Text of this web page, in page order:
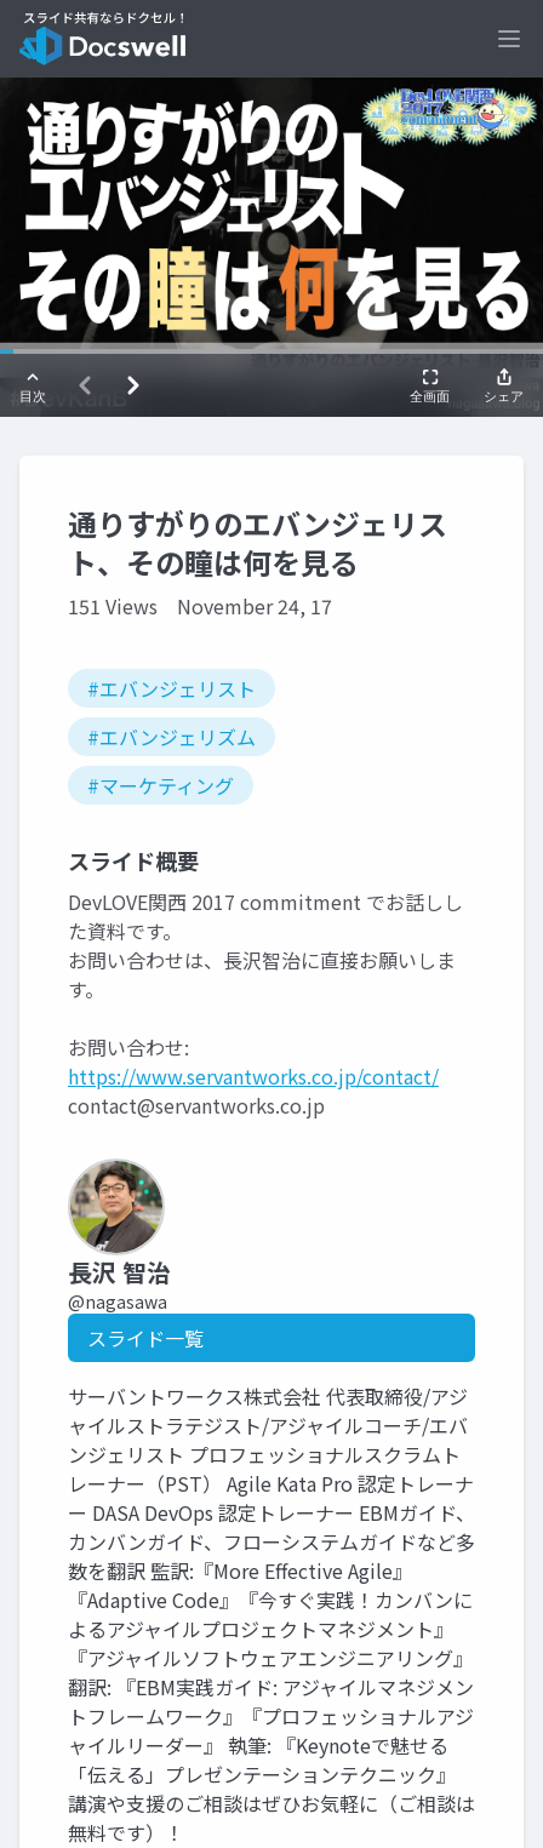
通りすがりのエバンジェリス
ト、その瞳は何を見る
151 Views November 24, 17
#エバンジェリスト
#エバンジェリズム
#マーケティング
スライド概要
DevLOVE関西 2017 commitment でお話しし
た資料です。
お問い合わせは、長沢智治に直接お願いしま
す。
お問い合わせ:
https://www.servantworks.co.jp/contact/
contact@servantworks.co.jp
長沢 智治
@nagasawa
スライド一覧
サーバントワークス株式会社 代表取締役/アジ
ャイルストラテジスト/アジャイルコーチ/エバ
ンジェリスト プロフェッショナルスクラムト
レーナー（PST） Agile Kata Pro 認定トレーナ
ー DASA DevOps 認定トレーナー EBMガイド、
カンバンガイド、フローシステムガイドなど多
数を翻訳 監訳:『More Effective Agile』
『Adaptive Code』『今すぐ実践！カンバンに
よるアジャイルプロジェクトマネジメント』
『アジャイルソフトウェアエンジニアリング』
翻訳: 『EBM実践ガイド: アジャイルマネジメン
トフレームワーク』『プロフェッショナルアジ
ャイルリーダー』 執筆: 『Keynoteで魅せる
「伝える」プレゼンテーションテクニック』
講演や支援のご相談はぜひお気軽に（ご相談は
無料です）！